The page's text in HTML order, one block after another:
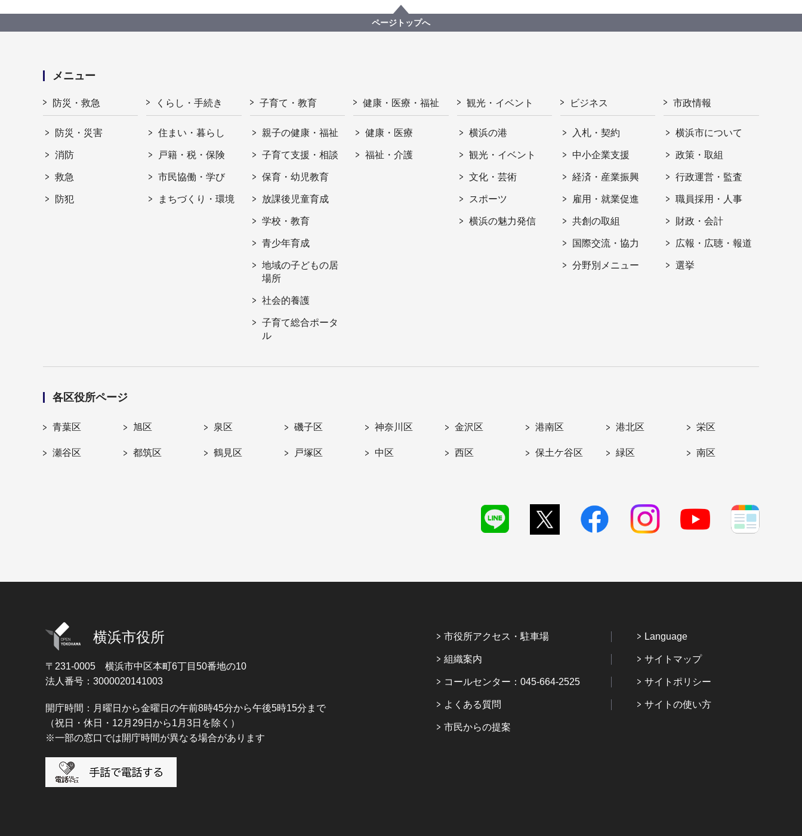
ページトップへ
メニュー
防災・救急
防災・災害
消防
救急
防犯
くらし・手続き
住まい・暮らし
戸籍・税・保険
市民協働・学び
まちづくり・環境
子育て・教育
親子の健康・福祉
子育て支援・相談
保育・幼児教育
放課後児童育成
学校・教育
青少年育成
地域の子どもの居
場所
社会的養護
子育て総合ポータ
ル
健康・医療・福祉
健康・医療
福祉・介護
観光・イベント
横浜の港
観光・イベント
文化・芸術
スポーツ
横浜の魅力発信
ビジネス
入札・契約
中小企業支援
経済・産業振興
雇用・就業促進
共創の取組
国際交流・協力
分野別メニュー
市政情報
横浜市について
政策・取組
行政運営・監査
職員採用・人事
財政・会計
広報・広聴・報道
選挙
各区役所ページ
青葉区 旭区 泉区 磯子区 神奈川区 金沢区 港南区 港北区 栄区
瀬谷区 都筑区 鶴見区 戸塚区 中区 西区 保土ケ谷区 緑区 南区
横浜市役所
〒231-0005 横浜市中区本町6丁目50番地の10
法人番号：3000020141003
開庁時間：月曜日から金曜日の午前8時45分から午後5時15分まで
（祝日・休日・12月29日から1月3日を除く）
※一部の窓口では開庁時間が異なる場合があります
市役所アクセス・駐車場
組織案内
コールセンター：045-664-2525
よくある質問
市民からの提案
Language
サイトマップ
サイトポリシー
サイトの使い方